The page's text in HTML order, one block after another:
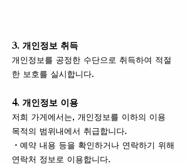
3. 개인정보 취득
개인정보를 공정한 수단으로 취득하여 적절
한 보호를 실시합니다.
4. 개인정보 이용
저희 가게에서는, 개인정보를 이하의 이용
목적의 범위내에서 취급합니다.
・예약 내용 등을 확인하거나 연락하기 위해
연락처 정보로 이용합니다.